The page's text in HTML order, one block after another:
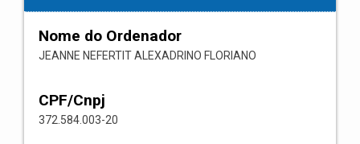
Nome do Ordenador
JEANNE NEFERTIT ALEXADRINO FLORIANO
CPF/Cnpj
372.584.003-20